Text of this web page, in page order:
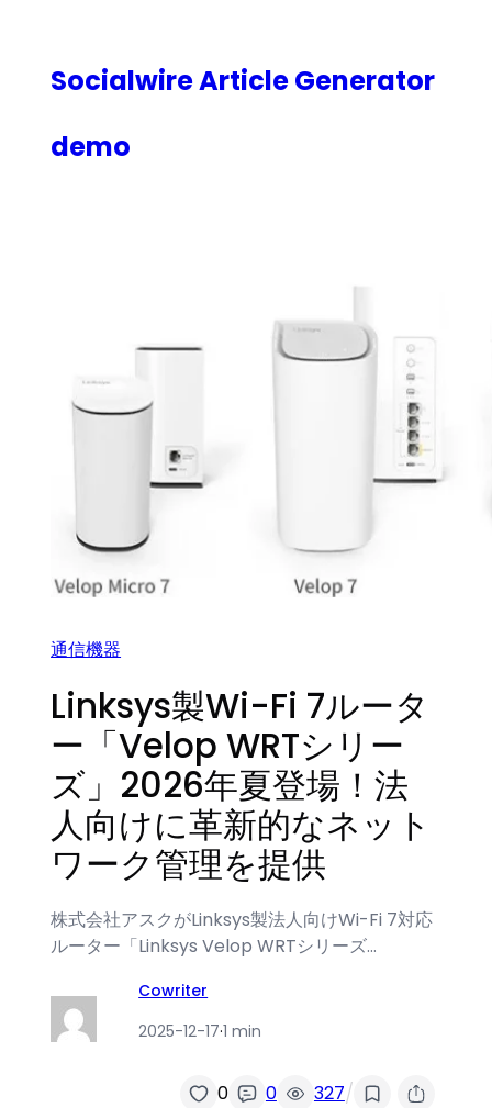
Socialwire Article Generator
demo
通信機器
Linksys製Wi-Fi 7ルータ
ー「Velop WRTシリー
ズ」2026年夏登場！法
人向けに革新的なネット
ワーク管理を提供
株式会社アスクがLinksys製法人向けWi-Fi 7対応
ルーター「Linksys Velop WRTシリーズ…
Cowriter
2025-12-17·1 min
0 0 327/